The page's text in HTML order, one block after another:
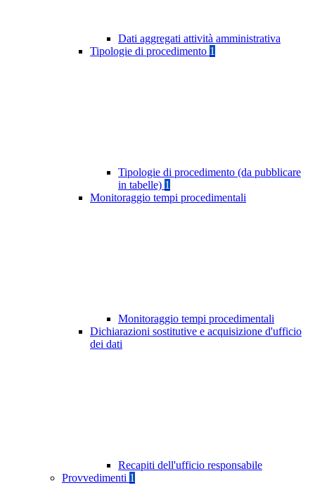
Dati aggregati attività amministrativa
Tipologie di procedimento 1
Tipologie di procedimento (da pubblicare
in tabelle) 1
Monitoraggio tempi procedimentali
Monitoraggio tempi procedimentali
Dichiarazioni sostitutive e acquisizione d'ufficio
dei dati
Recapiti dell'ufficio responsabile
Provvedimenti 1